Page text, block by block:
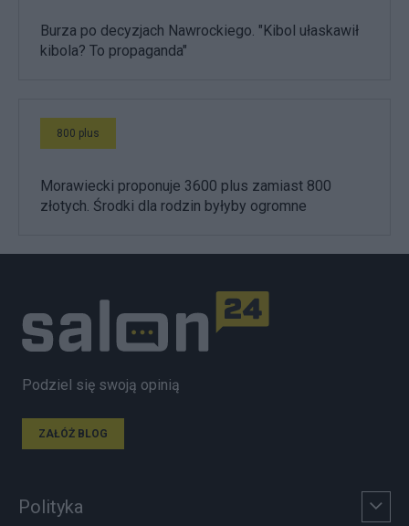
Burza po decyzjach Nawrockiego. "Kibol ułaskawił
kibola? To propaganda"
800 plus
Morawiecki proponuje 3600 plus zamiast 800
złotych. Środki dla rodzin byłyby ogromne
Podziel się swoją opinią
ZAŁÓŻ BLOG
Polityka